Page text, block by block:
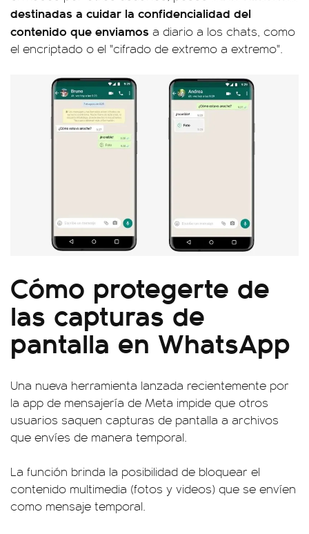
destinadas a cuidar la confidencialidad del
contenido que enviamos a diario a los chats, como
el encriptado o el "cifrado de extremo a extremo".
Cómo protegerte de
las capturas de
pantalla en WhatsApp
Una nueva herramienta lanzada recientemente por
la app de mensajería de Meta impide que otros
usuarios saquen capturas de pantalla a archivos
que envíes de manera temporal.
La función brinda la posibilidad de bloquear el
contenido multimedia (fotos y videos) que se envíen
como mensaje temporal.